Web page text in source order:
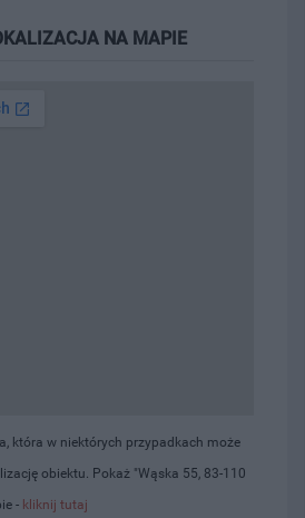
NA MAPIE
która w niektórych przypadkach może
obiektu. Pokaż "Wąska 55, 83-110
- kliknij tutaj